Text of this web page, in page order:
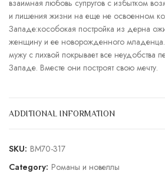
взаимная любовь супругов с избытком
и лишения жизни на еще не освоенном
Западе:кособокая постройка из дерна
женщину и ее новорожденного
мужу с лихвой покрывает все неудобства
Западе. Вместе они построят свою мечту.
ADDITIONAL INFORMATION
SKU: BM70-317
Category: Романы и новеллы